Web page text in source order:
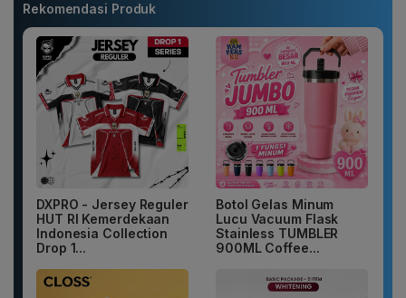
Rekomendasi Produk
DXPRO - Jersey Reguler
HUT RI Kemerdekaan
Indonesia Collection
Drop 1...
Botol Gelas Minum
Lucu Vacuum Flask
Stainless TUMBLER
900ML Coffee...